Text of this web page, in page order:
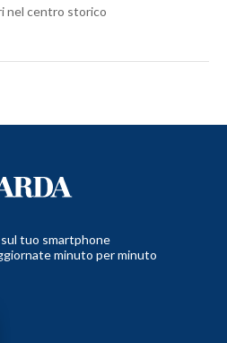
nel centro storico
tuo smartphone
minuto per minuto